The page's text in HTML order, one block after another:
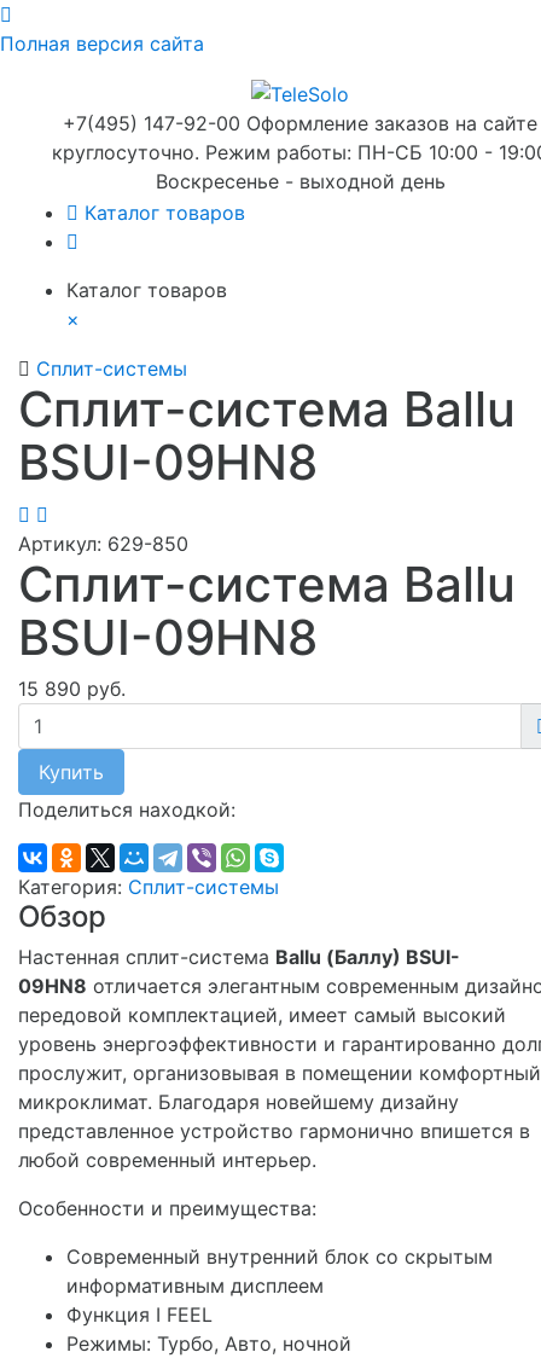
Полная версия сайта
+7(495) 147-92-00 Оформление заказов на сайте
круглосуточно. Режим работы: ПН-СБ 10:00 -
Воскресенье - выходной день
Каталог товаров
Каталог товаров
×
Сплит-системы
Сплит-система Ballu
BSUI-09HN8
Артикул: 629-850
Сплит-система Ballu
BSUI-09HN8
15 890 руб.
Купить
Поделиться находкой:
Категория: Сплит-системы
Обзор
Настенная сплит-система Ballu (Баллу) BSUI-
09HN8 отличается элегантным современным
передовой комплектацией, имеет самый высокий
уровень энергоэффективности и гарантированно
прослужит, организовывая в помещении комфортный
микроклимат. Благодаря новейшему дизайну
представленное устройство гармонично впишется в
любой современный интерьер.
Особенности и преимущества:
Современный внутренний блок со скрытым
информативным дисплеем
Функция I FEEL
Режимы: Турбо, Авто, ночной